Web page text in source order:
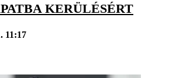
KERÜLÉSÉRT
11:17